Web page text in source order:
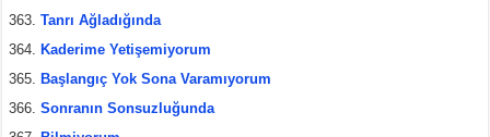
Tanrı Ağladığında
Kaderime Yetişemiyorum
Başlangıç Yok Sona Varamıyorum
Sonranın Sonsuzluğunda